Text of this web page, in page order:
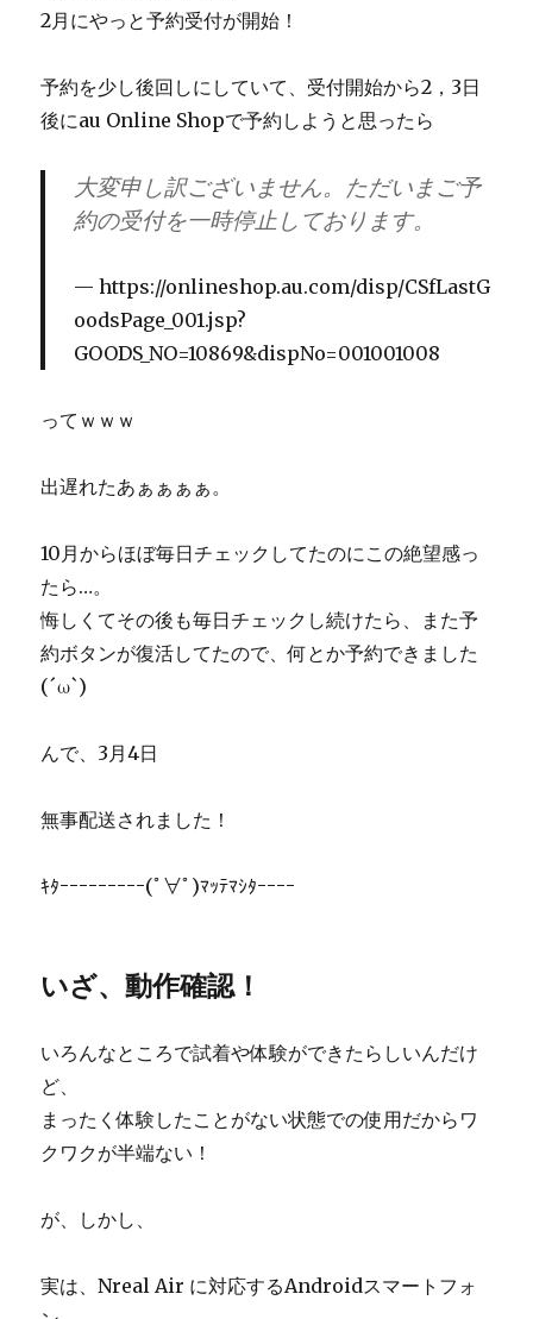
2月にやっと予約受付が開始！
予約を少し後回しにしていて、受付開始から2，3日
後にau Online Shopで予約しようと思ったら
大変申し訳ございません。ただいまご予
約の受付を一時停止しております。
https://onlineshop.au.com/disp/CSfLastG
oodsPage_001.jsp?
GOODS_NO=10869&dispNo=001001008
ってｗｗｗ
出遅れたあぁぁぁぁ。
10月からほぼ毎日チェックしてたのにこの絶望感っ
たら…。
悔しくてその後も毎日チェックし続けたら、また予
約ボタンが復活してたので、何とか予約できました
(´ω`)
んで、3月4日
無事配送されました！
ｷﾀｰｰｰｰｰｰｰｰｰ(ﾟ∀ﾟ)ﾏｯﾃﾏｼﾀｰｰｰｰ
いざ、動作確認！
いろんなところで試着や体験ができたらしいんだけ
ど、
まったく体験したことがない状態での使用だからワ
クワクが半端ない！
が、しかし、
実は、Nreal Air に対応するAndroidスマートフォ